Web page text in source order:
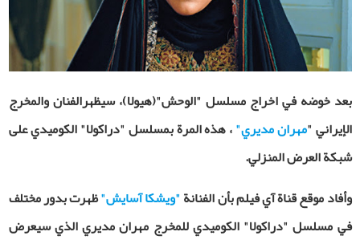
بعد خوضه في اخراج مسلسل "الوحش"(هيولا)، سيظهرالفنان والمخرج
الإيراني "مهران مديري"، هذه المرة بمسلسل "دراكولا" الكوميدي على
شبكة العرض المنزلي.
وأفاد موقع قناة آي فيلم بأن الفنانة"ويشكا آسايش"ظهرت بدور مختلف
في مسلسل "دراكولا" الكوميدي للمخرج مهران مديري الذي سيعرض